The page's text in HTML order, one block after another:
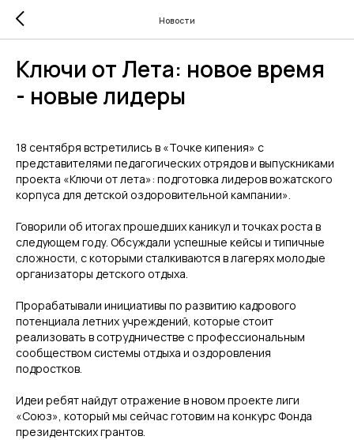
Новости
Ключи от Лета: новое время
- новые лидеры
18 сентября встретились в «Точке кипения» c
представителями педагогических отрядов и выпускниками
проекта «Ключи от лета»: подготовка лидеров вожатского
корпуса для детской оздоровительной кампании».
Говорили об итогах прошедших каникул и точках роста в
следующем году. Обсуждали успешные кейсы и типичные
сложности, с которыми сталкиваются в лагерях молодые
организаторы детского отдыха.
Прорабатывали инициативы по развитию кадрового
потенциала летних учреждений, которые стоит
реализовать в сотрудничестве с профессиональным
сообществом системы отдыха и оздоровления
подростков.
Идеи ребят найдут отражение в новом проекте лиги
«Союз», который мы сейчас готовим на конкурс Фонда
президентских грантов.